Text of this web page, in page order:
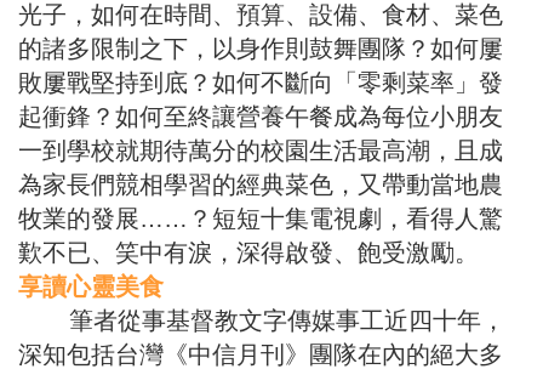
光子，如何在時間、預算、設備、食材、菜色
的諸多限制之下，以身作則鼓舞團隊？如何屢
敗屢戰堅持到底？如何不斷向「零剩菜率」發
起衝鋒？如何至終讓營養午餐成為每位小朋友
一到學校就期待萬分的校園生活最高潮，且成
為家長們競相學習的經典菜色，又帶動當地農
牧業的發展……？短短十集電視劇，看得人驚
歎不已、笑中有淚，深得啟發、飽受激勵。
享讀心靈美食
筆者從事基督教文字傳媒事工近四十年，
深知包括台灣《中信月刊》團隊在內的絕大多